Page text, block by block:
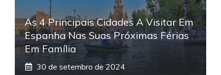
As 4 Principais Cidades A Visitar Em
Espanha Nas Suas Próximas Férias
Em Família
30 de setembro de 2024